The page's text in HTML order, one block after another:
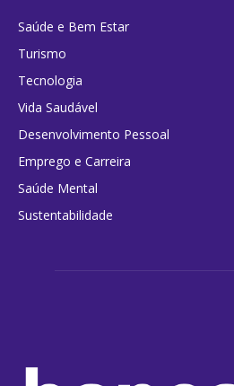
Saúde e Bem Estar
Turismo
Tecnologia
Vida Saudável
Desenvolvimento Pessoal
Emprego e Carreira
Saúde Mental
Sustentabilidade